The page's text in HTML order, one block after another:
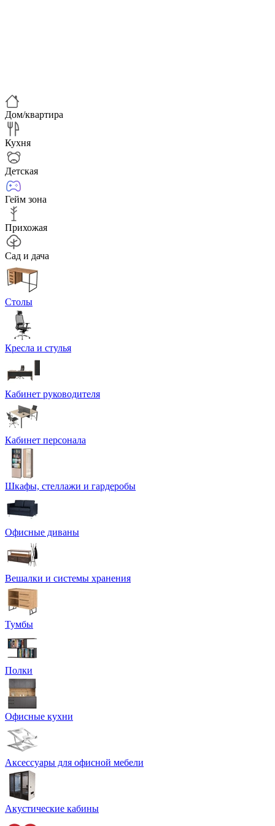
Дом/квартира
Кухня
Детская
Гейм зона
Прихожая
Сад и дача
Столы
Кресла и стулья
Кабинет руководителя
Кабинет персонала
Шкафы, стеллажи и гардеробы
Офисные диваны
Вешалки и системы хранения
Тумбы
Полки
Офисные кухни
Аксессуары для офисной мебели
Акустические кабины